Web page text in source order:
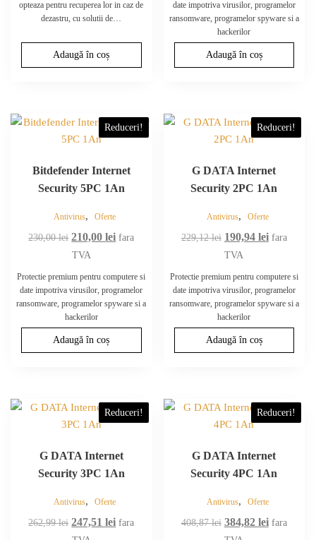
fost:
200,00 lei.
140,00 lei.
opteaza pentru recuperea lor in caz de
dezastru, cu solutii de…
Adaugă în coș
fost:
200,00 lei.
180,00 lei.
date impotriva virusilor, programelor
ransomware, programelor spyware si a
hackerilor
Adaugă în coș
Reduceri!
Bitdefender Internet
Security 5PC 1An
Antivirus, Oferte
230,00lei Prețul
inițial
fost:
230,00 lei.
210,00leiPrețul
210,00 lei.
fara
TVA
Protectie premium pentru computere si
date impotriva virusilor, programelor
ransomware, programelor spyware si a
hackerilor
Adaugă în coș
Reduceri!
G DATA Internet
Security 2PC 1An
Antivirus, Oferte
229,12lei Prețul
inițial
fost:
229,12 lei.
190,94 leiPrețul
190,94 lei.
fara
TVA
Protectie premium pentru computere si
date impotriva virusilor, programelor
ransomware, programelor spyware si a
hackerilor
Adaugă în coș
Reduceri!
G DATA Internet
Security 3PC 1An
Antivirus, Oferte
262,99lei Prețul
247,51leiPrețul
fara
Reduceri!
G DATA Internet
Security 4PC 1An
Antivirus, Oferte
408,87lei Prețul
384,82 leiPrețul
fara